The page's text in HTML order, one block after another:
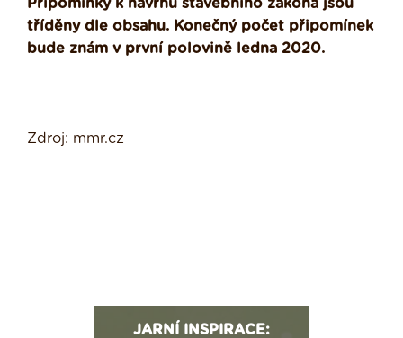
Připomínky k návrhu stavebního zákona jsou
tříděny dle obsahu. Konečný počet připomínek
bude znám v první polovině ledna 2020.
Zdroj: mmr.cz
JARNÍ INSPIRACE: